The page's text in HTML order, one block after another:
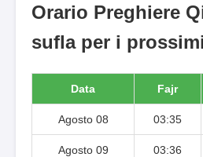
Orario Preghiere
sufla per i
Data Fajr
Agosto 08 03:35
Agosto 09 03:36